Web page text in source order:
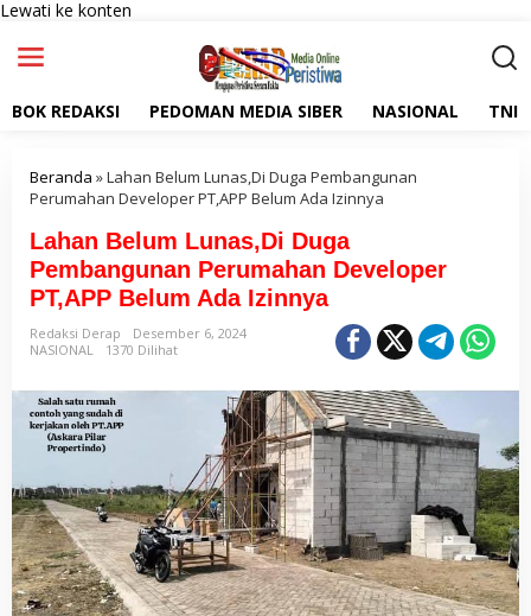
Lewati ke konten
BOK REDAKSI PEDOMAN MEDIA SIBER NASIONAL TNI
Beranda »Lahan Belum Lunas,Di Duga Pembangunan
Perumahan Developer PT,APP Belum Ada Izinnya
Lahan Belum Lunas,Di Duga
Pembangunan Perumahan Developer
PT,APP Belum Ada Izinnya
Redaksi Derap
Desember 6, 2024
NASIONAL
1370 Dilihat